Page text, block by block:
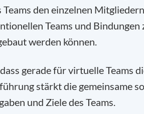
den einzelnen
Teams und Bindungen
werden können.
gerade für virtuelle Teams
stärkt die gemeinsame
und Ziele des Teams.